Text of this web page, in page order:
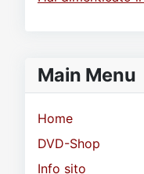
Main Menu
Home
DVD-Shop
Info sito